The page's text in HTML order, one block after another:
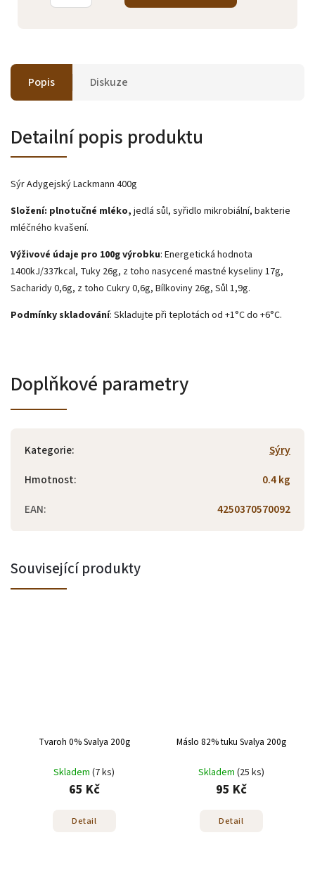
Popis Diskuze
Detailní popis produktu
Sýr Adygejský Lackmann 400g
Složení: plnotučné mléko, jedlá sůl, syřidlo mikrobiální, bakterie
mléčného kvašení.
Výživové údaje pro 100g výrobku: Energetická hodnota
1400kJ/337kcal, Tuky 26g, z toho nasycené mastné kyseliny 17g,
Sacharidy 0,6g, z toho Cukry 0,6g, Bílkoviny 26g, Sůl 1,9g.
Podmínky skladování: Skladujte při teplotách od +1°C do +6°C.
Doplňkové parametry
Kategorie:
Sýry
Hmotnost:
0.4 kg
EAN: 4250370570092
Související produkty
Tvaroh 0% Svalya 200g
Skladem (7 ks)
65 Kč
Detail
Máslo 82% tuku Svalya 200g
Skladem (25 ks)
95 Kč
Detail